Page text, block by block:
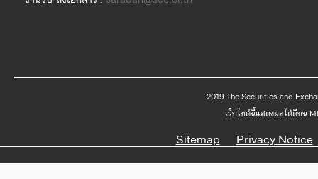
2019
เว็บไซต์นี้แสดงผลได้ดีบน
Sitemap Privacy Notice